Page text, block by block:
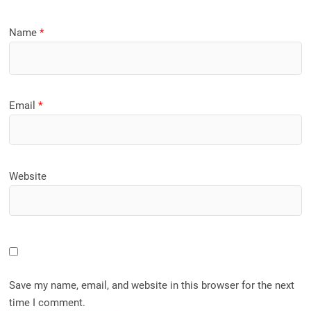
Name*
Email*
Website
Save my name, email, and website in this browser for the next
time I comment.